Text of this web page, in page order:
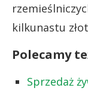
kilkunastu
Polecamy
Sprzedaż